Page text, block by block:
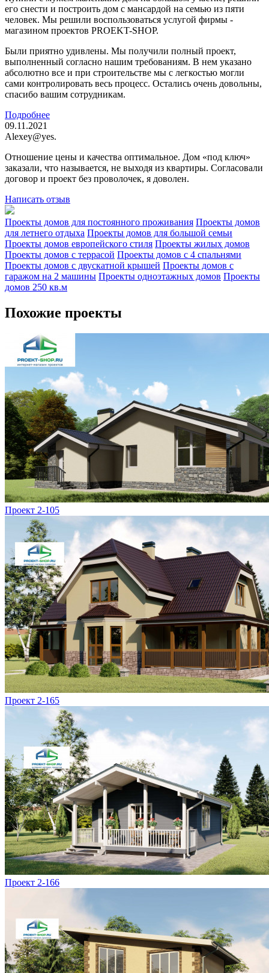
его снести и построить дом с мансардой на семью из пяти
человек. Мы решили воспользоваться услугой фирмы -
магазином проектов PROEKT-SHOP.
Были приятно удивлены. Мы получили полный проект,
выполненный согласно нашим требованиям. В нем указано
абсолютно все и при строительстве мы с легкостью могли
сами контролировать весь процесс. Остались очень довольны,
спасибо вашим сотрудникам.
Подробнее
09.11.2021
Alexey@yes.
Отношение цены и качества оптимальное. Дом «под ключ»
заказали, что называется, не выходя из квартиры. Согласовали
договор и проект без проволочек, я доволен.
Написать отзыв
Проекты домов для постоянного проживания Проекты домов
для летнего отдыха Проекты домов для большой семьи
Проекты домов европейского стиля Проекты жилых домов
Проекты домов с террасой Проекты домов с 4 спальнями
Проекты домов с двускатной крышей Проекты домов с
гаражом на 2 машины Проекты одноэтажных домов Проекты
домов 250 кв.м
Похожие проекты
Проект 2-105
Проект 2-165
Проект 2-166